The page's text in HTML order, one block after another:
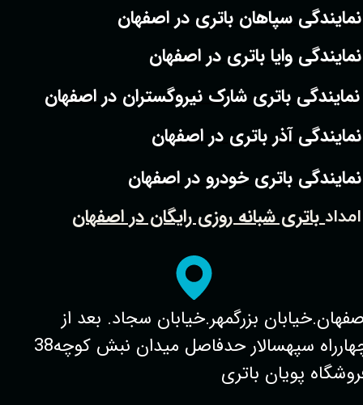
بزرگمهر.خیابان سجاد. بعد از
چهارراه سپهسالار حدفاصل میدان نبش کوچه38
پویان باتری
نمایندگی سپاهان باتری در اصفهان
نمایندگی وایا باتری در اصفهان
نمایندگی آذر باتری در اصفهان
نمایندگی باتری شارک نیروگستران در اصفهان
نمایندگی باتری خودرو در اصفهان
امدادباتری شبانه روزی رایگان در اصفهان